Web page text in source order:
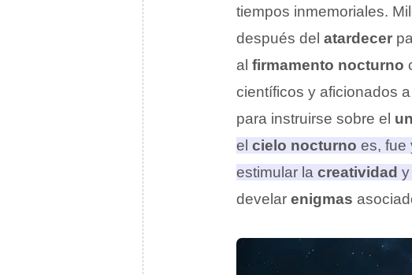
tiempos inmemoriales.
después del atardecer
al firmamento nocturno
científicos y aficionados
para instruirse sobre el
el cielo nocturno es, fue
estimular la creatividad
develar enigmas